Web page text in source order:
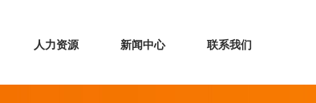
人力资源 新闻中心 联系我们